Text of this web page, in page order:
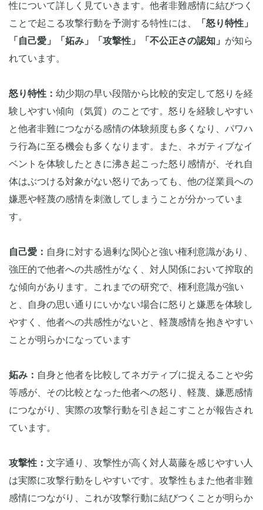
性について詳しく見ていきます。他者非難感情に結びつく
ことで起こる攻撃行動を予測する特性には、
「怒り特性」
「自己愛」「妬み」「攻撃性」「不公正さの認知」 が知ら
れています。
怒り特性： 幼少期の早い段階から比較的安定して怒りを経
験しやすい傾向（気質）のことです。怒りを経験しやすい
と他者非難につながる感情の体験頻度も多くなり、パワハ
ラ行為に至る機会も多くなります。また、ネガティブなイ
ベントを体験したときに沸き起こった怒り感情が、それ自
体はぶつける対象がない怒りであっても、他の従業員への
嫌悪や軽蔑の感情を刺激してしまうことが分かっていま
す。
自己愛： 自身に対する過剰な関心と強い権利意識があり、
強圧的で他者への共感性がなく、対人関係において搾取的
な傾向があります。これまでの研究で、権利意識が強い
と、自身の思い通りにいかない場合に怒りと嫌悪を体験し
やすく、他者への共感性がないと、軽蔑感情を抱きやすい
ことが明らかになっています
妬み： 自身と他者を比較してネガティブに捉えることや劣
等感が、その比較となった他者への怒り、軽蔑、嫌悪感情
につながり、実際の攻撃行動を引き起こすことが報告され
ています。
攻撃性： 文字通り、攻撃性が高く対人葛藤を感じやすい人
は実際に攻撃行動をしやすいです。攻撃性もまた他者非難
感情につながり、これが攻撃行動に結びつくことが明らか